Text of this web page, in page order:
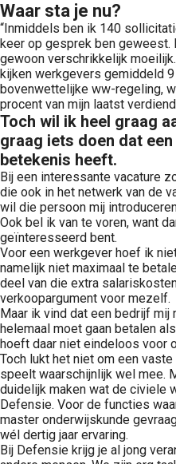
Waar sta je nu?
“Inmiddels ben ik 140
keer op gesprek ben geweest.
gewoon verschrikkelijk
kijken werkgevers gemiddeld
bovenwettelijke ww-regeling,
procent van mijn laatst
Toch wil ik heel graag
graag iets doen dat
betekenis heeft.
Bij een interessante vacature
die ook in het netwerk van de
wil die persoon mij
Ook bel ik van te voren, want
geïnteresseerd bent.
Voor een werkgever hoef ik
namelijk niet maximaal te
deel van die extra
verkoopargument voor mezelf.
Maar ik vind dat een bedrijf
helemaal moet gaan betalen
hoeft daar niet eindeloos voor
Toch lukt het niet om een
speelt waarschijnlijk wel mee.
duidelijk maken wat de civiele
Defensie. Voor de functies
master onderwijskunde
wél dertig jaar ervaring.
Bij Defensie krijg je al jong